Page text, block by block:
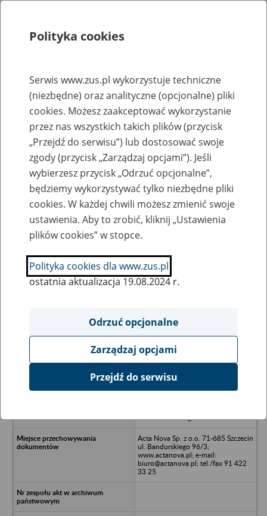
Rejestry, ewidencje i archiwa
Baza zlikwidowanych lub
przekształconych zakładów pracy
Nazwa zakładu pracy:
SZUKAJ
Ukryj wszystkie pozycje bazy
PPH Granulex Wojciech
Acta Nova Sp. z o.o. 71-685 Szczecin
ul. Bandurskiego 96/3;
www.actanova.pl; e-mail:
biuro@actanova.pl; tel./fax 91 422
33 25
Polityka cookies
Serwis www.zus.pl wykorzystuje techniczne
(niezbędne) oraz analityczne (opcjonalne) pliki
cookies. Możesz zaakceptować wykorzystanie
przez nas wszystkich takich plików (przycisk
„Przejdź do serwisu”) lub dostosować swoje
zgody (przycisk „Zarządzaj opcjami”). Jeśli
wybierzesz przycisk „Odrzuć opcjonalne”,
będziemy wykorzystywać tylko niezbędne pliki
cookies. W każdej chwili możesz zmienić swoje
ustawienia. Aby to zrobić, kliknij „Ustawienia
plików cookies” w stopce.
Polityka cookies dla www.zus.pl
ostatnia aktualizacja 19.08.2024 r.
Odrzuć opcjonalne
Zarządzaj opcjami
Przejdź do serwisu